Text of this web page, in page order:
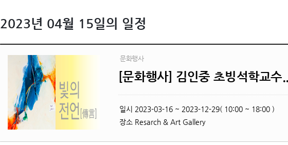
2023년 04월 15일의 일정
문화행사
[문화행사] 김인중 초빙석학교수
일시 2023-03-16 ~ 2023-12-29( 10:00 ~ 18:00 )
장소 Resarch & Art Gallery